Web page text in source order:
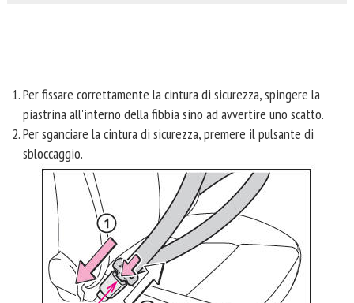
Per fissare correttamente la cintura di sicurezza, spingere la
piastrina all'interno della fibbia sino ad avvertire uno scatto.
Per sganciare la cintura di sicurezza, premere il pulsante di
sbloccaggio.